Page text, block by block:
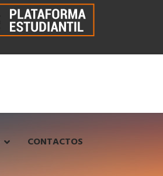
CONTACTOS